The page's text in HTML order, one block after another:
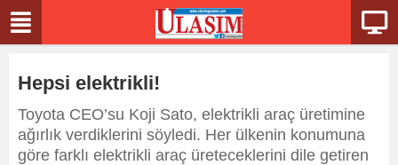
Hepsi elektrikli!
Toyota CEO’su Koji Sato, elektrikli araç üretimine
ağırlık verdiklerini söyledi. Her ülkenin konumuna
göre farklı elektrikli araç üreteceklerini dile getiren